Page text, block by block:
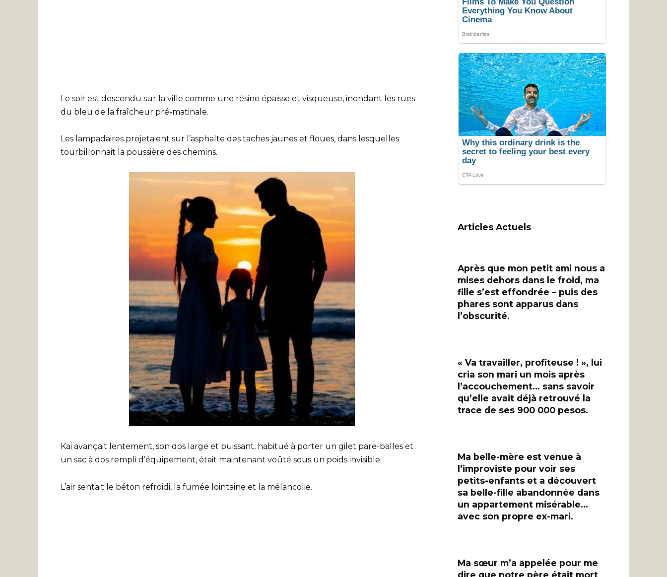
Le soir est descendu sur la ville comme une résine épaisse et visqueuse, inondant les rues
du bleu de la fraîcheur pré-matinale.
Les lampadaires projetaient sur l’asphalte des taches jaunes et floues, dans lesquelles
tourbillonnait la poussière des chemins.
Kai avançait lentement, son dos large et puissant, habitué à porter un gilet pare-balles et
un sac à dos rempli d’équipement, était maintenant voûté sous un poids invisible.
L’air sentait le béton refroidi, la fumée lointaine et la mélancolie.
Articles Actuels
Après que mon petit ami nous a
mises dehors dans le froid, ma
fille s’est effondrée – puis des
phares sont apparus dans
l’obscurité.
« Va travailler, profiteuse ! », lui
cria son mari un mois après
l’accouchement… sans savoir
qu’elle avait déjà retrouvé la
trace de ses 900 000 pesos.
Ma belle-mère est venue à
l’improviste pour voir ses
petits-enfants et a découvert
sa belle-fille abandonnée dans
un appartement misérable…
avec son propre ex-mari.
Ma sœur m’a appelée pour me
dire que notre père était mort